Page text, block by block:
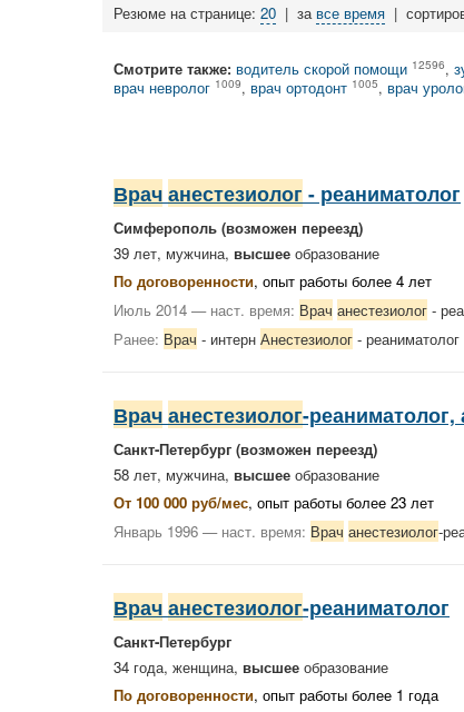
Резюме на странице: 20 | за все время |
Смотрите также: водитель скорой помощи 12596,
врач невролог 1009, врач ортодонт 1005, врач
Врач анестезиолог - реаниматолог
Симферополь (возможен переезд)
39 лет, мужчина, высшее образование
По договоренности, опыт работы более 4 лет
Июль 2014 — наст. время: Врач анестезиолог -
Ранее: Врач - интерн Анестезиолог - реаниматолог
Врач анестезиолог-реаниматолог,
Санкт-Петербург (возможен переезд)
58 лет, мужчина, высшее образование
От 100 000 руб/мес, опыт работы более 23 лет
Январь 1996 — наст. время: Врач анестезиолог-
Врач анестезиолог-реаниматолог
Санкт-Петербург
34 года, женщина, высшее образование
По договоренности, опыт работы более 1 года